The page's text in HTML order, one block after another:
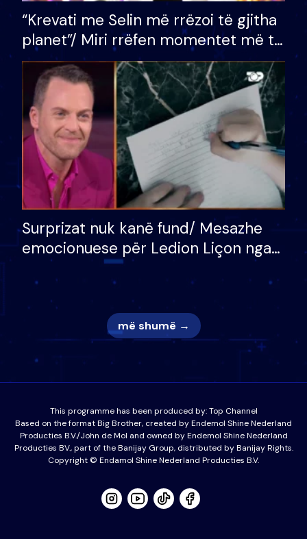
“Krevati me Selin më rrëzoi të gjitha
planet”/ Miri rrëfen momentet më të
bukura në shtëpinë e BB VIP: Do më
mungojë zilja e mëngjesit kur…
Surprizat nuk kanë fund/ Mesazhe
emocionuese për Ledion Liçon nga
nëna dhe fëmijët e tij, moderatori
nuk i mban dot lotët: Nuk meritoj…
më shumë →
This programme has been produced by:Top Channel
Based on the format Big Brother, created by Endemol Shine Nederland
Producties B.V./John de Mol and owned by Endemol Shine Nederland
Producties BV., part of the Banijay Group, distributed by Banijay Rights.
Copyright © Endamol Shine Nederland Producties B.V.